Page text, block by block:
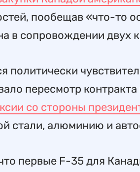
пообещав «что-то
в сопровождении двух
политически
пересмотр
со стороны
стали, алюминию и
первые F-35 для